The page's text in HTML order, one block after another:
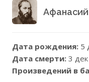
Дата рождения: 5
Дата смерти: 3
Произведений в